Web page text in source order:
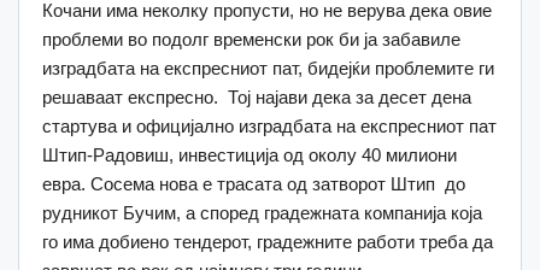
Кочани има неколку пропусти, но не верува дека овие
проблеми во подолг временски рок би ја забавиле
изградбата на експресниот пат, бидејќи проблемите ги
решаваат експресно. Тој најави дека за десет дена
стартува и официјално изградбата на експресниот пат
Штип-Радовиш, инвестиција од околу 40 милиони
евра. Сосема нова е трасата од затворот Штип до
рудникот Бучим, а според градежната компанија која
го има добиено тендерот, градежните работи треба да